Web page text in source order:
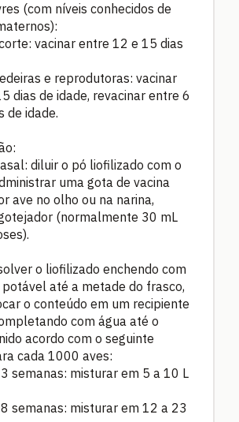
(com níveis conhecidos de
vacinar entre 12 e 15 dias
e reprodutoras: vacinar
dias de idade, revacinar entre 6
de idade.
diluir o pó liofilizado com o
uma gota de vacina
ave no olho ou na narina,
(normalmente 30 mL
o liofilizado enchendo com
até a metade do frasco,
o conteúdo em um recipiente
com água até o
acordo com o seguinte
cada 1000 aves:
semanas: misturar em 5 a 10 L
semanas: misturar em 12 a 23